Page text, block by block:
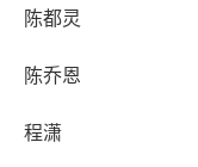
陈都灵
陈乔恩
程潇